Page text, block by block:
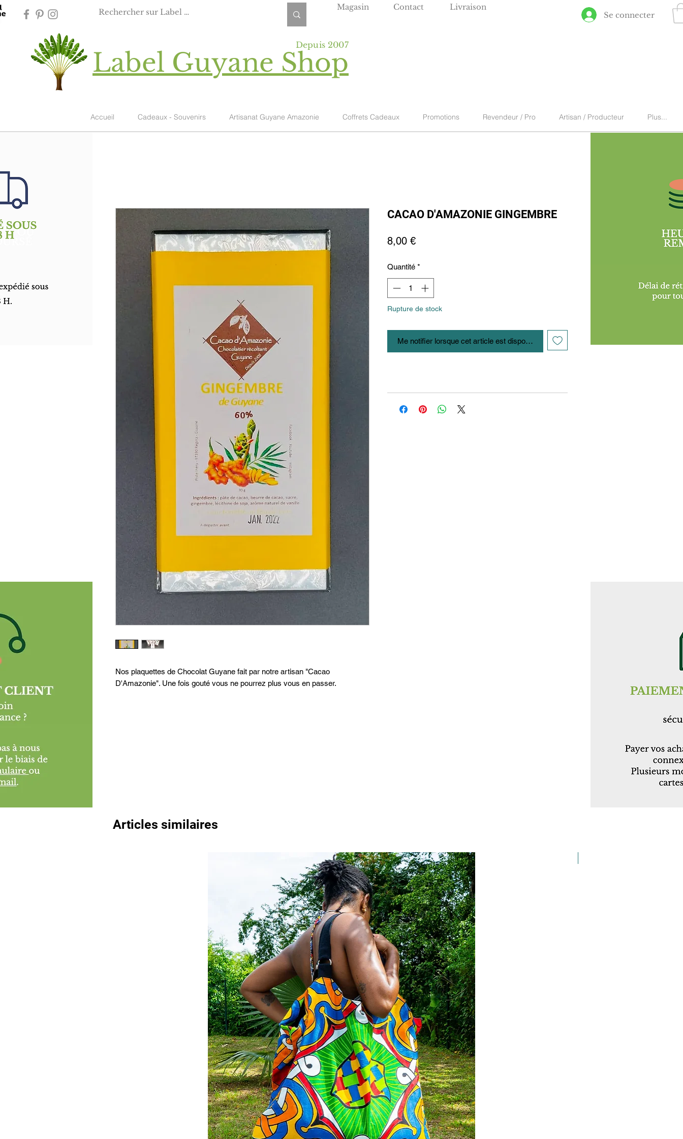
Magasin Contact
Livraison
Se connecter
Label Guyane Shop
Depuis 2007
Accueil Cadeaux - Souvenirs Artisanat Guyane Amazonie Coffrets Cadeaux Promotions Revendeur / Pro Artisan / Producteur Plus...
Nos plaquettes de Chocolat Guyane fait par notre artisan "Cacao
D'Amazonie". Une fois gouté vous ne pourrez plus vous en passer.
CACAO D'AMAZONIE GINGEMBRE
8,00 €Prix
Quantité *
Rupture de stock
Me notifier lorsque cet article est disponible
Articles similaires